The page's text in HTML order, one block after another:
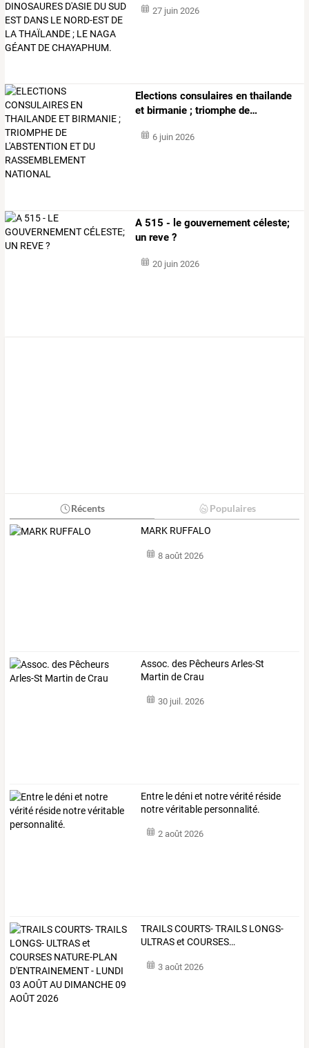
27 juin 2026
Elections consulaires en thailande
et birmanie ; triomphe de…
6 juin 2026
A 515 - le gouvernement céleste;
un reve ?
20 juin 2026
Récents Populaires
MARK RUFFALO
8 août 2026
Assoc. des Pêcheurs Arles-St
Martin de Crau
30 juil. 2026
Entre le déni et notre vérité réside
notre véritable personnalité.
2 août 2026
TRAILSCOURTS-TRAILS LONGS-
ULTRASet COURSES…
3 août 2026